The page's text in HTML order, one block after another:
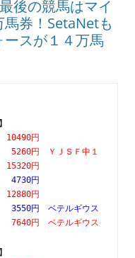
後の競馬はマイ
券！SetaNetも
ースが１４万馬
配当   10490円
円　ＹＪＳＦ中１
配当   15320円
配当    4730円
配当   12880円
円　ベテルギウス
円　ベテルギウス